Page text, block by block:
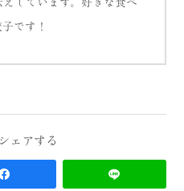
です！